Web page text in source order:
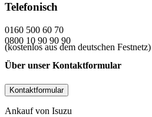
Telefonisch
0160 500 60 70
0800 10 90 90 90
(kostenlos aus dem deutschen Festnetz)
Über unser Kontaktformular
Kontaktformular
Ankauf von Isuzu